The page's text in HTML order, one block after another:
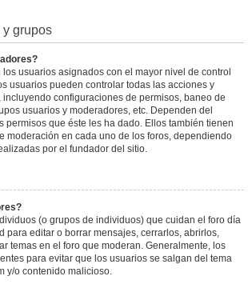
y grupos
los usuarios asignados con el mayor nivel de control
usuarios pueden controlar todas las acciones y
configuraciones de permisos, baneo de
usuarios y moderadores, etc. Dependen del
permisos que éste les ha dado. Ellos también tienen
moderación en cada uno de los foros, dependiendo
por el fundador del sitio.
(o grupos de individuos) que cuidan el foro día
para editar o borrar mensajes, cerrarlos, abrirlos,
temas en el foro que moderan. Generalmente, los
para evitar que los usuarios se salgan del tema
y/o contenido malicioso.